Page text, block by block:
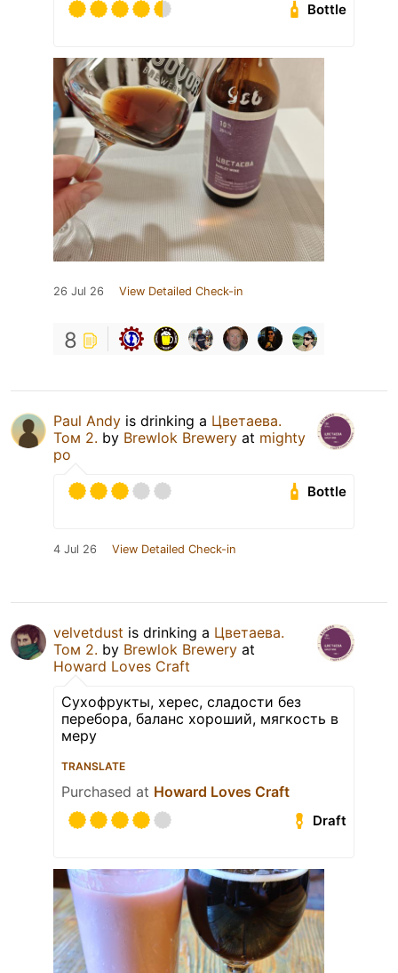
Bottle
26 Jul 26 View Detailed Check-in
8
Paul Andy is drinking a Цветаева.
Том 2. by Brewlok Brewery at mighty
po
Bottle
4 Jul 26 View Detailed Check-in
velvetdust is drinking a Цветаева.
Том 2. by Brewlok Brewery at
Howard Loves Craft
Сухофрукты, херес, сладости без
перебора, баланс хороший, мягкость в
меру
TRANSLATE
Purchased at Howard Loves Craft
Draft